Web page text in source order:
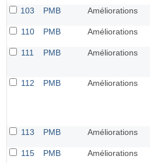
103 PMB Améliorations
110 PMB Améliorations
111 PMB Améliorations
112 PMB Améliorations
113 PMB Améliorations
115 PMB Améliorations